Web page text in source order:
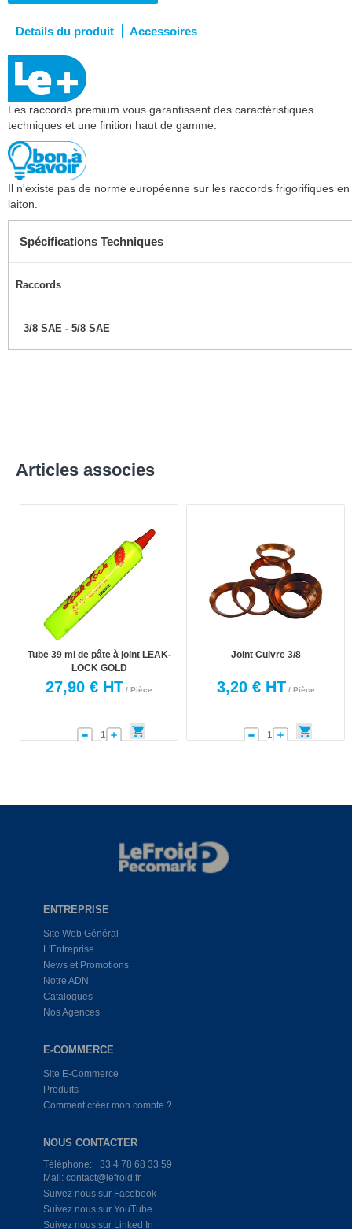
Details du produit Accessoires
Les raccords premium vous garantissent des caractéristiques
techniques et une finition haut de gamme.
Il n'existe pas de norme européenne sur les raccords frigorifiques en
laiton.
Spécifications Techniques
Raccords
3/8 SAE - 5/8 SAE
Articles associes
Tube 39 ml de pâte à joint LEAK-
LOCK GOLD
27,90 € HT / Pièce
Joint Cuivre 3/8
3,20 € HT / Pièce
ENTREPRISE
Site Web Général
L'Entreprise
News et Promotions
Notre ADN
Catalogues
Nos Agences
E-COMMERCE
Site E-Commerce
Produits
Comment créer mon compte ?
NOUS CONTACTER
Téléphone: +33 4 78 68 33 59
Mail: contact@lefroid.fr
Suivez nous sur Facebook
Suivez nous sur YouTube
Suivez nous sur Linked In